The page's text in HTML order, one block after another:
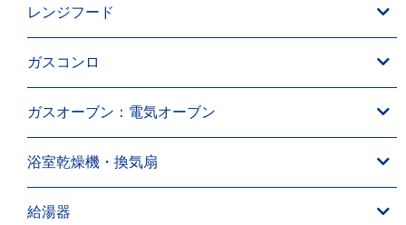
レンジフード
ガスコンロ
ガスオーブン：電気オーブン
浴室乾燥機・換気扇
給湯器